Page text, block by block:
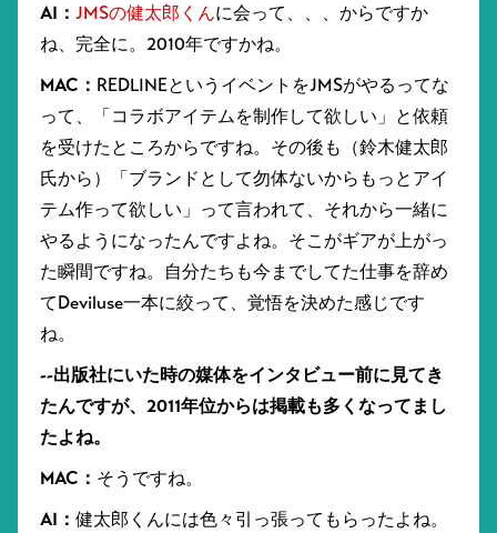
AI： JMSの健太郎くんに会って、、、からですか
ね、完全に。2010年ですかね。
MAC： REDLINEというイベントをJMSがやるってな
って、「コラボアイテムを制作して欲しい」と依頼
を受けたところからですね。その後も（鈴木健太郎
氏から）「ブランドとして勿体ないからもっとアイ
テム作って欲しい」って言われて、それから一緒に
やるようになったんですよね。そこがギアが上がっ
た瞬間ですね。自分たちも今までしてた仕事を辞め
てDeviluse一本に絞って、覚悟を決めた感じです
ね。
--出版社にいた時の媒体をインタビュー前に見てき
たんですが、2011年位からは掲載も多くなってまし
たよね。
MAC： そうですね。
AI： 健太郎くんには色々引っ張ってもらったよね。